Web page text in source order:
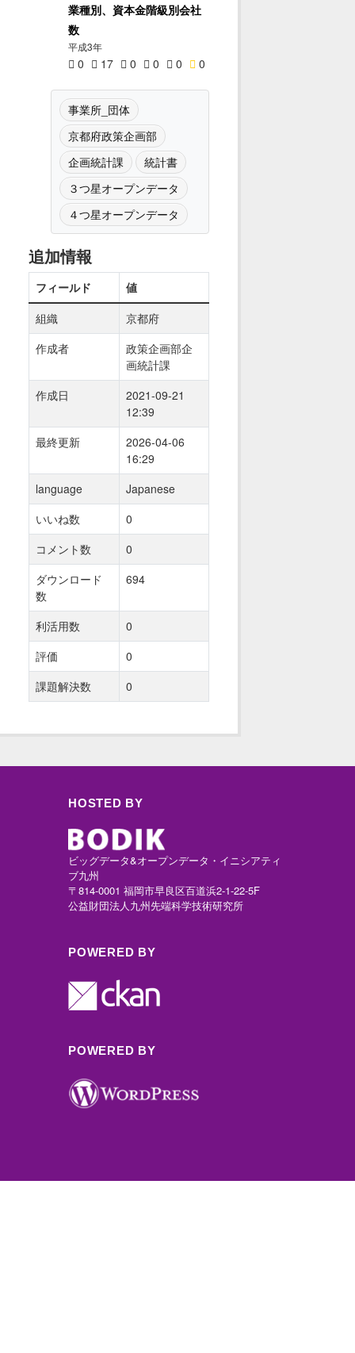
業種別、資本金階級別会社
数
平成3年
0 17 0 0 0 0
事業所_団体
京都府政策企画部
企画統計課
統計書
３つ星オープンデータ
４つ星オープンデータ
追加情報
フィールド
値
組織
京都府
作成者
政策企画部企
画統計課
作成日
2021-09-21
12:39
最終更新
2026-04-06
16:29
language
Japanese
いいね数
0
コメント数
0
ダウンロード
数
694
利活用数
0
評価
0
課題解決数
0
HOSTED BY
ビッグデータ&オープンデータ・イニシアティ
ブ九州
〒814-0001 福岡市早良区百道浜2-1-22-5F
公益財団法人九州先端科学技術研究所
POWERED BY
POWERED BY